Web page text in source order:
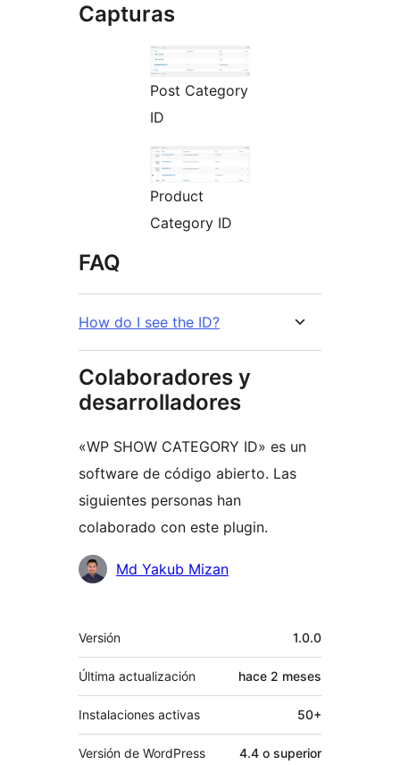
Capturas
Post Category
ID
Product
Category ID
FAQ
How do I see the ID?
Colaboradores y
desarrolladores
«WP SHOW CATEGORY ID» es un
software de código abierto. Las
siguientes personas han
colaborado con este plugin.
Colaboradores
Md Yakub Mizan
Meta
Versión 1.0.0
Última actualización hace 2 meses
Instalaciones activas 50+
Versión de WordPress 4.4 o superior